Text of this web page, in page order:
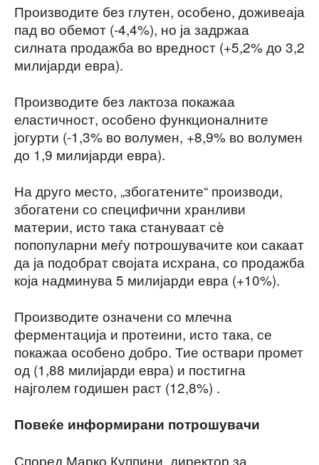
Производите без глутен, особено, доживеаја
пад во обемот (-4,4%), но ја задржаа
силната продажба во вредност (+5,2% до 3,2
милијарди евра).
Производите без лактоза покажаа
еластичност, особено функционалните
јогурти (-1,3% во волумен, +8,9% во волумен
до 1,9 милијарди евра).
На друго место, „збогатените“ производи,
збогатени со специфични хранливи
материи, исто така стануваат сè
попопуларни меѓу потрошувачите кои сакаат
да ја подобрат својата исхрана, со продажба
која надминува 5 милијарди евра (+10%).
Производите означени со млечна
ферментација и протеини, исто така, се
покажаа особено добро. Тие оствари промет
од (1,88 милијарди евра) и постигна
најголем годишен раст (12,8%) .
Повеќе информирани потрошувачи
Според Марко Куппини, директор за